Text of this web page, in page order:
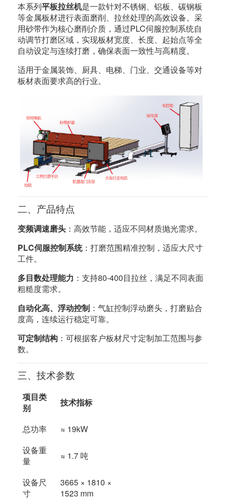
本系列平板拉丝机是一款针对不锈钢、铝板、碳钢板
等金属板材进行表面磨削、拉丝处理的高效设备。采
用砂带作为核心磨削介质，通过PLC伺服控制系统自
动调节打磨区域，实现板材宽度、长度、起始点等全
自动设定与连续打磨，确保表面一致性与高精度。
适用于金属装饰、厨具、电梯、门业、交通设备等对
板材表面要求高的行业。
二、产品特点
变频调速磨头 ：高效节能，适应不同材质抛光需求。
PLC伺服控制系统：打磨范围精准控制，适应大尺寸
工件。
多目数处理能力 ：支持80-400目拉丝，满足不同表面
粗糙度需求。
自动化高、浮动控制 ：气缸控制浮动磨头，打磨贴合
度高，连续运行稳定可靠。
可定制结构 ：可根据客户板材尺寸定制加工范围与参
数。
三、技术参数
项目类
别
技术指标
总功率
≈ 19kW
设备重
量
≈ 1.7 吨
设备尺
寸
3665 × 1810 ×
1523 mm